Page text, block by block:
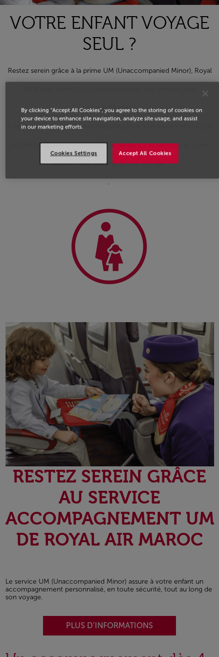
VOTRE ENFANT VOYAGE
SEUL ?
Restez serein grâce à la prime UM (Unaccompanied Minor), Royal
accompagnés.
A l'aéroport, à bord ou en correspondance, notre personnel Royal
Air Maroc assistera votre enfant et veillera à sa sécurité et à son
confort tout au long de son voyage.
.
RESTEZ SEREIN GRÂCE
AU SERVICE
ACCOMPAGNEMENT UM
DE ROYAL AIR MAROC
Le service UM (Unaccompanied Minor) assure à votre enfant un
accompagnement personnalisé, en toute sécurité, tout au long de
son voyage.
PLUS D’INFORMATIONS
By clicking “Accept All Cookies”, you agree to the storing of cookies on
your device to enhance site navigation, analyze site usage, and assist
in our marketing efforts.
Accept All Cookies
Cookies Settings